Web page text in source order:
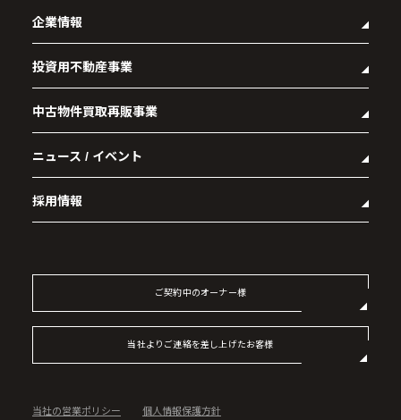
企業情報
- 企業理念
- 代表メッセージ
- 会社概要
- アクセス
- 社会貢献活動
投資用不動産事業
- マンション経営をお考えの方へ
- メインランドグループの強み
- オーナーズデータ
- 資産運用型マンション メインステージシリーズ
中古物件買取再販事業
- RE:MAIN
- リノベーション物件一覧
- リノベーション物件お問い合わせ
ニュース / イベント
採用情報
- 記事一覧
ご契約中のオーナー様
当社よりご連絡を差し上げたお客様
当社の営業ポリシー 個人情報保護方針